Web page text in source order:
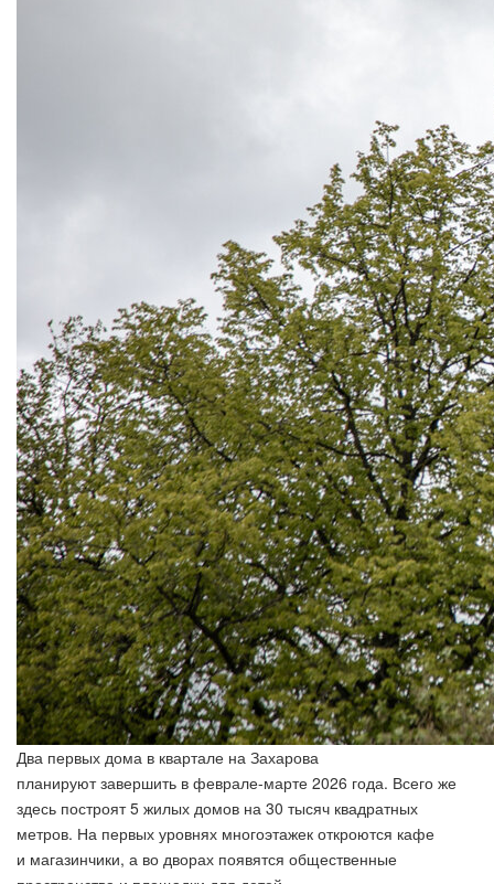
Два первых дома в квартале на Захарова
планируют завершить в феврале-марте 2026 года. Всего же
здесь построят 5 жилых домов на 30 тысяч квадратных
метров. На первых уровнях многоэтажек откроются кафе
и магазинчики, а во дворах появятся общественные